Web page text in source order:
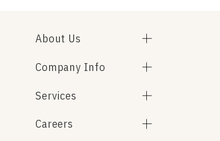
About Us
Company Info
Services
Careers